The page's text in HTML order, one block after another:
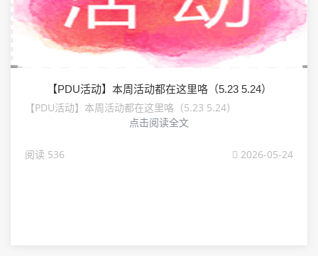
【PDU活动】本周活动都在这里咯（5.23 5.24）
【PDU活动】本周活动都在这里咯（5.23 5.24）
点击阅读全文
阅读 536 2026-05-24